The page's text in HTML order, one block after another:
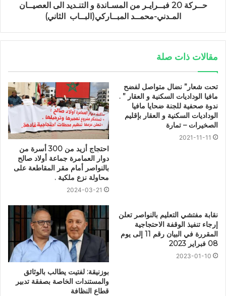
حــركة 20 فبــرايـر من المسـاندة و التنـديد الى العصيــان
المـدني-محمــد المبــاركي(البــاب الثاني)
مقالات ذات صلة
تحت شعار” نضال متواصل لفضح
مافيا الوداديات السكنية و العقار ” .
ندوة صحفية للجنة ضحايا مافيا
الوداديات السكنية و العقار بإقليم
الصخيرات – تمارة
2021-11-11
احتجاج أزيد من 300 أسرة من
دوار العمامرة جماعة أولاد صالح
بالنواصر أمام مقر المقاطعة على
محاولة نزع ملكية .
2024-03-21
نقابة مفتشي التعليم بالنواصر تعلن
إرجاء تنفيذ الوقفة الاحتجاجية
المقررة في البيان رقم 11 إلى يوم
08 فبراير 2023
2023-01-10
بوزنيقة: لفتيت يطالب بالوثائق
والمستندات الخاصة بصفقة تدبير
قطاع النظافة